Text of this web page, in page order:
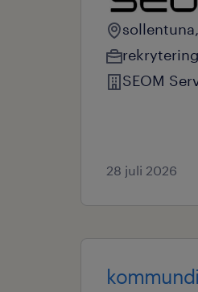
rekrytering
SEOM
28 juli 2026